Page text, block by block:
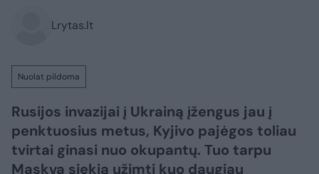
Lrytas.lt
Nuolat pildoma
Rusijos invazijai į Ukrainą įžengus jau į
penktuosius metus, Kyjivo pajėgos toliau
tvirtai ginasi nuo okupantų. Tuo tarpu
Maskva siekia užimti kuo daugiau